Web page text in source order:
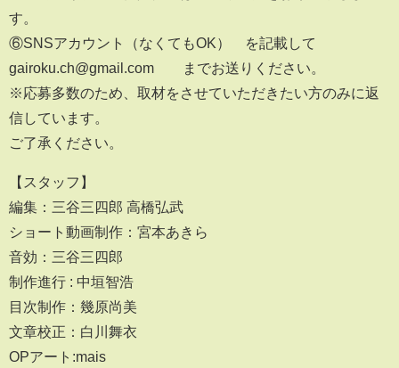
す。
⑥SNSアカウント（なくてもOK） を記載して
gairoku.ch@gmail.com までお送りください。
※応募多数のため、取材をさせていただきたい方のみに返
信しています。
ご了承ください。
【スタッフ】
編集：三谷三四郎 高橋弘武
ショート動画制作：宮本あきら
音効：三谷三四郎
制作進行 : 中垣智浩
目次制作：幾原尚美
文章校正：白川舞衣
OPアート:mais